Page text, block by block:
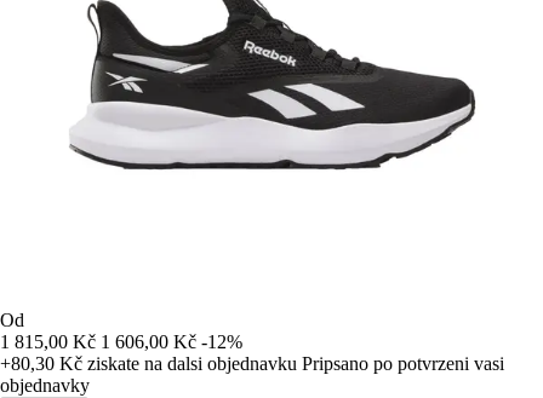
Od
1 815,00 Kč 1 606,00 Kč -12%
+80,30 Kč ziskate na dalsi objednavku Pripsano po potvrzeni vasi
objednavky